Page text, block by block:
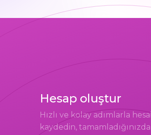
Hesap oluştur
Hızlı ve kolay adımlarla
kaydedin,